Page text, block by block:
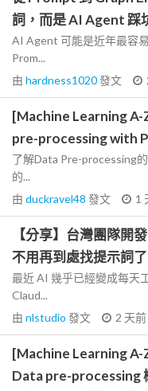
詞，而是 AI Agent 踩
AI Agent 可能是近年最容
Prom...
由 hardness1020發文
[Machine Learning
pre-processing with
了解Data Pre-processing
的...
由 duckravel48 發文 1
【分享】台灣團隊開
不用再到處找提示詞了
最近 AI 幾乎已經變成每天
Claud...
由 nlstudio 發文 2 天前
[Machine Learning A-
Data pre-processing